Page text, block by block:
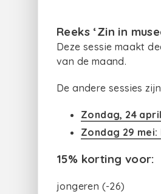
Reeks ‘Zin in
Deze sessie maakt
van de maand.
De andere sessies
Zondag, 24
Zondag 29 mei:
15% korting voor:
jongeren (-26)